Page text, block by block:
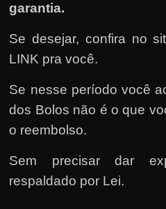
s
o
m
o
?
🤔
garantia.
Se desejar, confira no
LINK pra você.
Se nesse período você
dos Bolos não é o que
o reembolso.
Sem precisar dar
respaldado por Lei.